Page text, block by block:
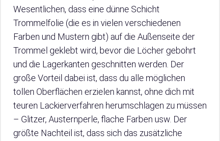
Wesentlichen, dass eine dünne Schicht
Trommelfolie (die es in vielen verschiedenen
Farben und Mustern gibt) auf die Außenseite der
Trommel geklebt wird, bevor die Löcher gebohrt
und die Lagerkanten geschnitten werden. Der
große Vorteil dabei ist, dass du alle möglichen
tollen Oberflächen erzielen kannst, ohne dich mit
teuren Lackierverfahren herumschlagen zu müssen
– Glitzer, Austernperle, flache Farben usw. Der
größte Nachteil ist, dass sich das zusätzliche